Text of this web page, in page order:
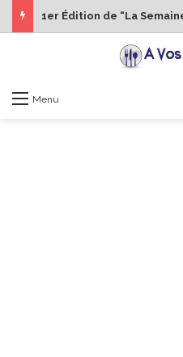
Menu